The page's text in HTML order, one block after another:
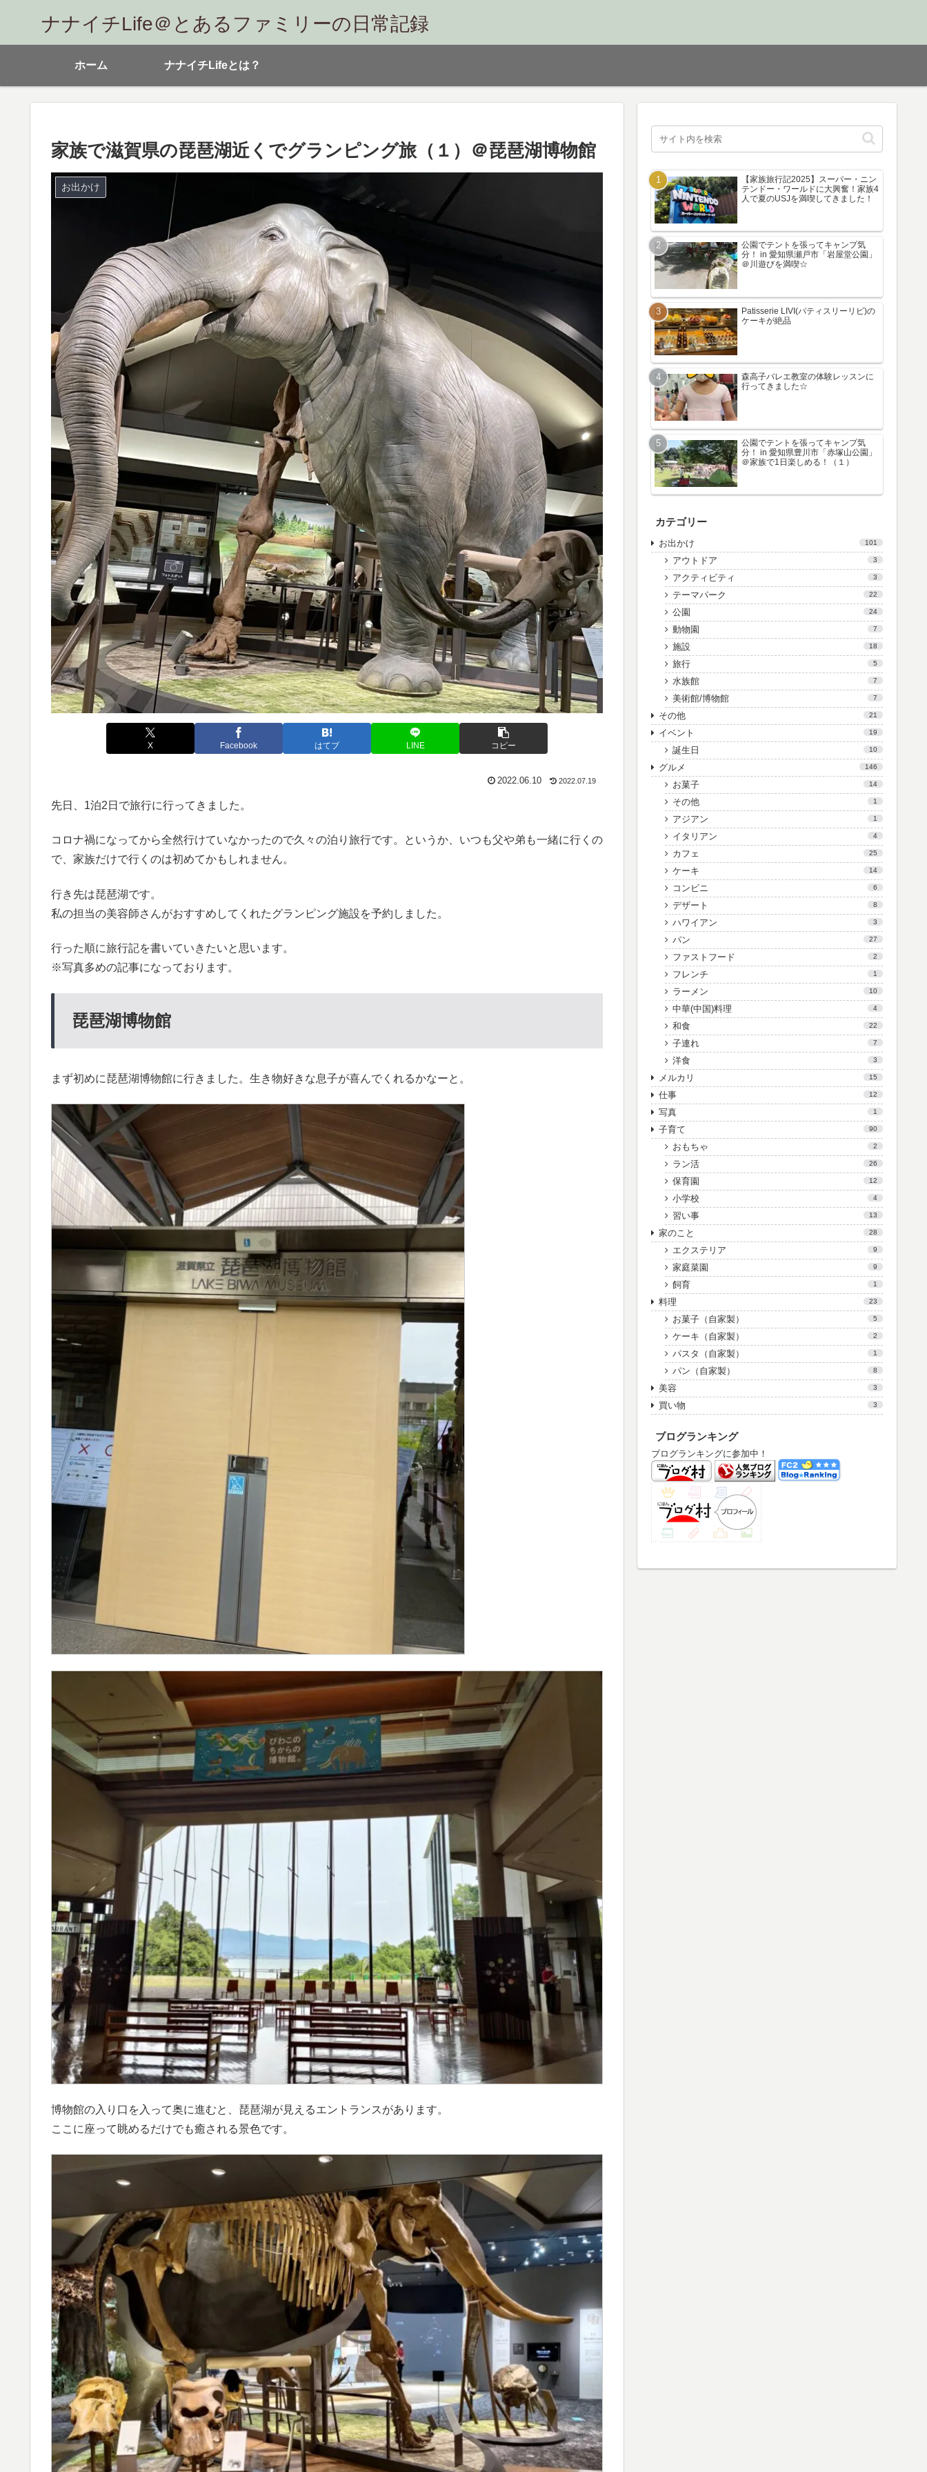
ナナイチLife＠とあるファミリーの日常記録
ホーム ナナイチLifeとは？
家族で滋賀県の琵琶湖近くでグランピング旅（１）＠琵琶湖博物館
お出かけ
X Facebook はてブ LINE コピー
2022.06.10 2022.07.19
先日、1泊2日で旅行に行ってきました。
コロナ禍になってから全然行けていなかったので久々の泊り旅行です。というか、いつも父や弟も一緒に行くの
で、家族だけで行くのは初めてかもしれません。
行き先は琵琶湖です。
私の担当の美容師さんがおすすめしてくれたグランピング施設を予約しました。
行った順に旅行記を書いていきたいと思います。
※写真多めの記事になっております。
琵琶湖博物館
まず初めに琵琶湖博物館に行きました。生き物好きな息子が喜んでくれるかなーと。
博物館の入り口を入って奥に進むと、琵琶湖が見えるエントランスがあります。
ここに座って眺めるだけでも癒される景色です。
【家族旅行記2025】スーパー・ニン
テンドー・ワールドに大興奮！家族4
人で夏のUSJを満喫してきました！
公園でテントを張ってキャンプ気
分！ in 愛知県瀬戸市「岩屋堂公園」
＠川遊びを満喫☆
Patisserie LIVI(パティスリーリビ)の
ケーキが絶品
森高子バレエ教室の体験レッスンに
行ってきました☆
公園でテントを張ってキャンプ気
分！ in 愛知県豊川市「赤塚山公園」
＠家族で1日楽しめる！（１）
カテゴリー
お出かけ 101
アウトドア 3
アクティビティ 3
テーマパーク 22
公園 24
動物園 7
施設 18
旅行 5
水族館 7
美術館/博物館 7
その他 21
イベント 19
誕生日 10
グルメ 146
お菓子 14
その他 1
アジアン 1
イタリアン 4
カフェ 25
ケーキ 14
コンビニ 6
デザート 8
ハワイアン 3
パン 27
ファストフード 2
フレンチ 1
ラーメン 10
中華(中国)料理 4
和食 22
子連れ 7
洋食 3
メルカリ 15
仕事 12
写真 1
子育て 90
おもちゃ 2
ラン活 26
保育園 12
小学校 4
習い事 13
家のこと 28
エクステリア 9
家庭菜園 9
飼育 1
料理 23
お菓子（自家製） 5
ケーキ（自家製） 2
パスタ（自家製） 1
パン（自家製） 8
美容 3
買い物 3
ブログランキング
ブログランキングに参加中！